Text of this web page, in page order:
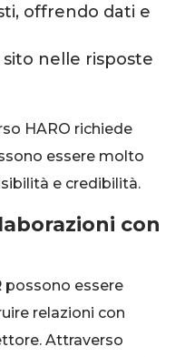
offrendo dati e
nelle risposte
HARO richiede
essere molto
e credibilità.
con
possono essere
relazioni con
Attraverso